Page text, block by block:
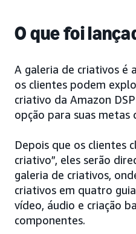
O que foi
A galeria de criativos é
os clientes podem
criativo da Amazon
opção para suas metas
Depois que os clientes
criativo”, eles serão
galeria de criativos,
criativos em quatro
vídeo, áudio e criação
componentes.